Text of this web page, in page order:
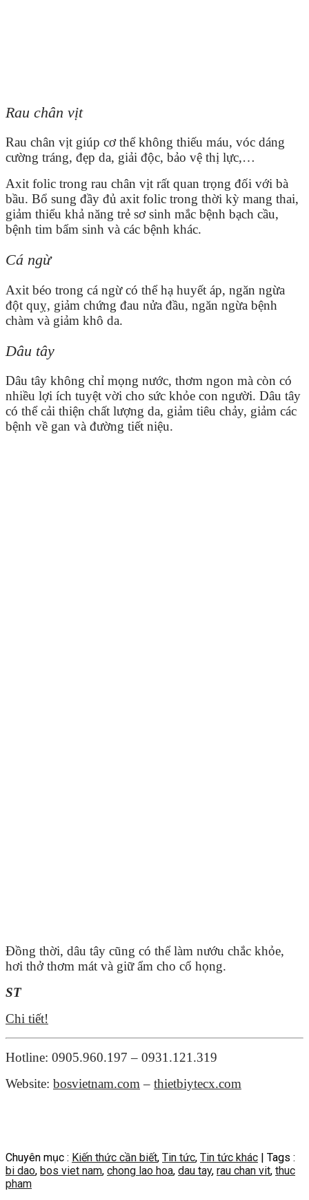
Rau chân vịt
Rau chân vịt giúp cơ thể không thiếu máu, vóc dáng
cường tráng, đẹp da, giải độc, bảo vệ thị lực,…
Axit folic trong rau chân vịt rất quan trọng đối với bà
bầu. Bổ sung đầy đủ axit folic trong thời kỳ mang thai,
giảm thiểu khả năng trẻ sơ sinh mắc bệnh bạch cầu,
bệnh tim bẩm sinh và các bệnh khác.
Cá ngừ
Axit béo trong cá ngừ có thể hạ huyết áp, ngăn ngừa
đột quỵ, giảm chứng đau nửa đầu, ngăn ngừa bệnh
chàm và giảm khô da.
Dâu tây
Dâu tây không chỉ mọng nước, thơm ngon mà còn có
nhiều lợi ích tuyệt vời cho sức khỏe con người. Dâu tây
có thể cải thiện chất lượng da, giảm tiêu chảy, giảm các
bệnh về gan và đường tiết niệu.
Đồng thời, dâu tây cũng có thể làm nướu chắc khỏe,
hơi thở thơm mát và giữ ẩm cho cổ họng.
ST
Chi tiết!
Hotline: 0905.960.197 – 0931.121.319
Website: bosvietnam.com– thietbiytecx.com
Chuyên mục : Kiến thức cần biết, Tin tức, Tin tức khác | Tags :
bi dao, bos viet nam, chong lao hoa, dau tay, rau chan vit, thuc
pham